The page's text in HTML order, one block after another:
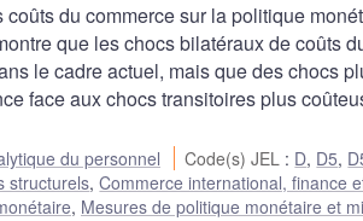
du commerce sur la politique
que les chocs bilatéraux de coûts
le cadre actuel, mais que des chocs
face aux chocs transitoires plus
du personnel Code(s) JEL : D, D5,
structurels,Commerce international, finance
, Mesures de politique monétaire et